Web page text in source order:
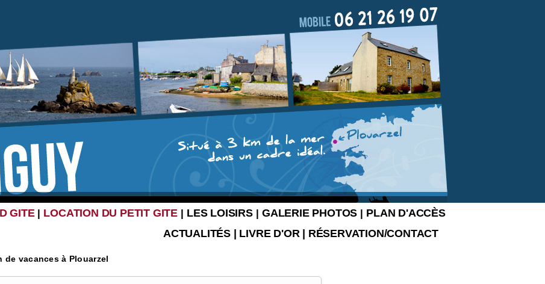
GITE| LOCATION DU PETIT GITE | LES LOISIRS| GALERIE PHOTOS | PLAN D'ACCÈS
ACTUALITÉS| LIVRE D'OR| RÉSERVATION/CONTACT
vacances à Plouarzel